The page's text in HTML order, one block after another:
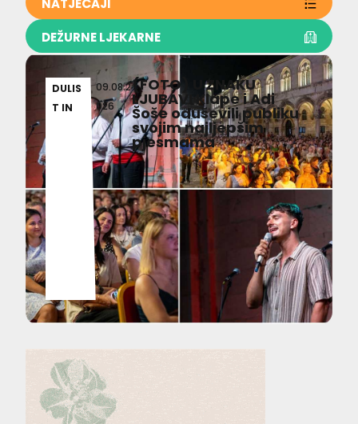
NATJEČAJI
DEŽURNE LJEKARNE
DULIS
T IN
09.08.2
026
(FOTO) U ZNAKU
LJUBAVI Klape i Adi
Šoše oduševili publiku
svojim najljepšim
pjesmama